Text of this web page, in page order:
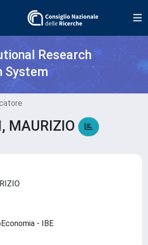
Research
System
MAURIZIO
- IBE